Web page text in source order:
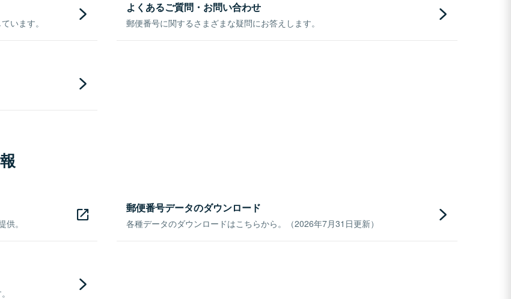
います。
よくあるご質問・お問い合わせ
郵便番号に関するさまざまな疑問にお答えします。
。
郵便番号データのダウンロード
各種データのダウンロードはこちらから。（2026年7月31日更新）